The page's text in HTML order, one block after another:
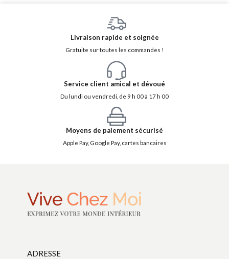
Livraison rapide et soignée
Gratuite sur toutes les commandes !
Service client amical et dévoué
Du lundi ou vendredi, de 9 h 00 à 17 h 00
Moyens de paiement sécurisé
Apple Pay, Google Pay, cartes bancaires
ADRESSE